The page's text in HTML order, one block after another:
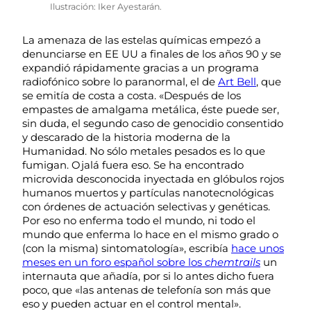
Ilustración: Iker Ayestarán.
La amenaza de las estelas químicas empezó a
denunciarse en EE UU a finales de los años 90 y se
expandió rápidamente gracias a un programa
radiofónico sobre lo paranormal, el de Art Bell, que
se emitía de costa a costa. «Después de los
empastes de amalgama metálica, éste puede ser,
sin duda, el segundo caso de genocidio consentido
y descarado de la historia moderna de la
Humanidad. No sólo metales pesados es lo que
fumigan. Ojalá fuera eso. Se ha encontrado
microvida desconocida inyectada en glóbulos rojos
humanos muertos y partículas nanotecnológicas
con órdenes de actuación selectivas y genéticas.
Por eso no enferma todo el mundo, ni todo el
mundo que enferma lo hace en el mismo grado o
(con la misma) sintomatología», escribía hace unos
meses en un foro español sobre los chemtrails un
internauta que añadía, por si lo antes dicho fuera
poco, que «las antenas de telefonía son más que
eso y pueden actuar en el control mental».